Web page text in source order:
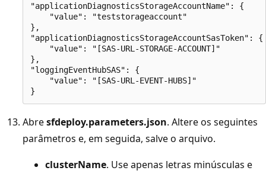
"applicationDiagnosticsStorageAccountName": {
    "value": "teststorageaccount"
},
"applicationDiagnosticsStorageAccountSasToken": {
    "value": "[SAS-URL-STORAGE-ACCOUNT]"
},
"loggingEventHubSAS": {
    "value": "[SAS-URL-EVENT-HUBS]"
Abresfdeploy.parameters.json. Altere os seguintes
parâmetros e, em seguida, salve o arquivo.
clusterName. Use apenas letras minúsculas e